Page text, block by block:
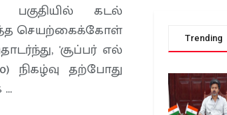
பகுதியில் கடல்
செயற்கைக்கோள்
'சூப்பர் எல்
நிகழ்வு தற்போது
Trending